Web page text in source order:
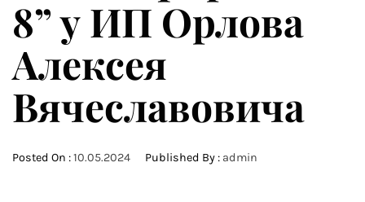
8” у ИП Орлова
Алексея
Вячеславовича
Posted On :10.05.2024 Published By : admin